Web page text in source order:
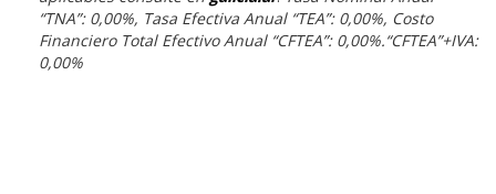
“TNA”: 0,00%, Tasa Efectiva Anual “TEA”: 0,00%, Costo
Financiero Total Efectivo Anual “CFTEA”: 0,00%.“CFTEA”+IVA:
0,00%